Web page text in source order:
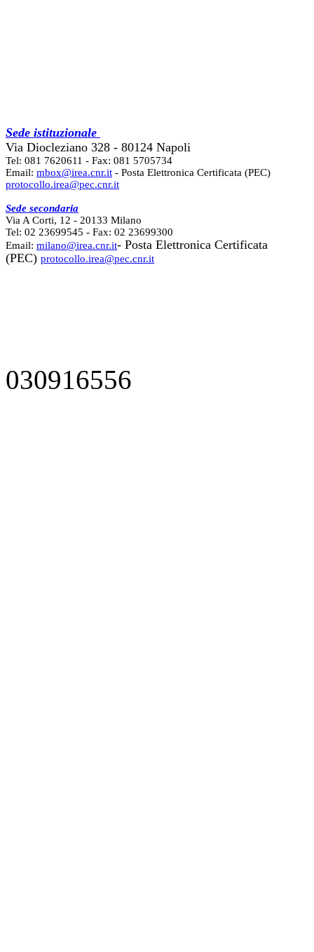
Sede istituzionale
Via Diocleziano 328 - 80124 Napoli
Tel: 081 7620611 - Fax: 081 5705734
Email: mbox@irea.cnr.it - Posta Elettronica Certificata (PEC)
protocollo.irea@pec.cnr.it
Sede secondaria
Via A Corti, 12 - 20133 Milano
Tel: 02 23699545 - Fax: 02 23699300
Email: milano@irea.cnr.it- Posta Elettronica Certificata
(PEC) protocollo.irea@pec.cnr.it
030916556